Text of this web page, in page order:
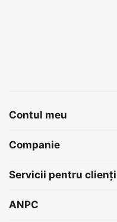
Contul meu
Companie
Servicii pentru clienți
ANPC